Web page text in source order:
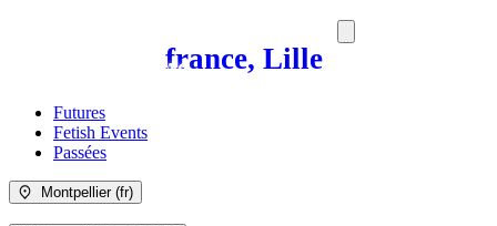
france, Lille
MAG
Futures
Fetish Events
Passées
Montpellier (fr)